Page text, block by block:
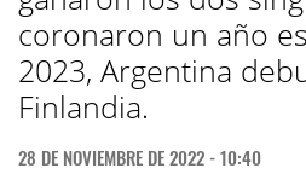
coronaron un año
2023, Argentina
Finlandia.
28 DE NOVIEMBRE DE 2022 - 10:40